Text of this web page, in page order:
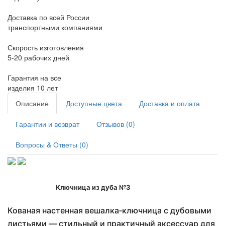
Доставка по всей России
транспортными компаниями
Скорость изготовления
5-20 рабочих дней
Гарантия на все
изделия 10 лет
Описание
Доступные цвета Доставка и оплата
Гарантии и возврат Отзывов (0)
Вопросы & Ответы (0)
Ключница из дуба №3
Кованая настенная вешалка‑ключница с дубовыми
листьями — стильный и практичный аксессуар для